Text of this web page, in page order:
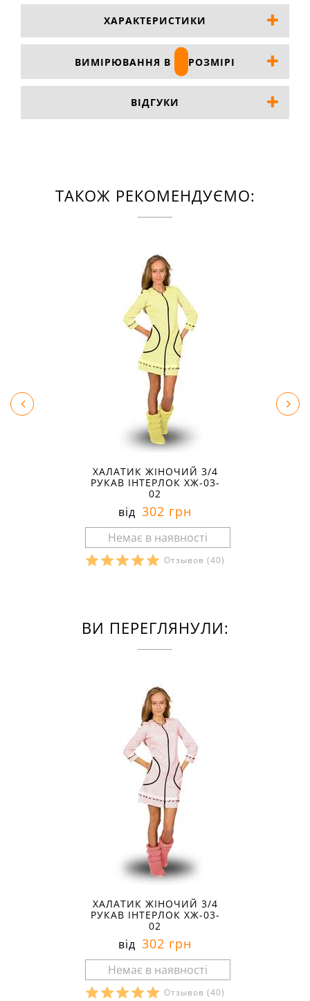
ХАРАКТЕРИСТИКИ
ВИМІРЮВАННЯ В РОЗМІРІ
ВІДГУКИ
ТАКОЖ РЕКОМЕНДУЄМО:
ХАЛАТИК ЖІНОЧИЙ 3/4
РУКАВ ІНТЕРЛОК ХЖ-03-
02
від 302 грн
Отзывов (40)
ВИ ПЕРЕГЛЯНУЛИ:
ХАЛАТИК ЖІНОЧИЙ 3/4
РУКАВ ІНТЕРЛОК ХЖ-03-
02
від 302 грн
Отзывов (40)